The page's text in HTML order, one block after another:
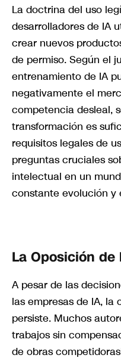
La doctrina del uso
desarrolladores de IA
crear nuevos
de permiso. Según el
entrenamiento de IA
negativamente el
competencia desleal,
transformación es
requisitos legales de
preguntas cruciales
intelectual en un
constante evolución y
La Oposición de
A pesar de las
las empresas de IA, la
persiste. Muchos
trabajos sin
de obras